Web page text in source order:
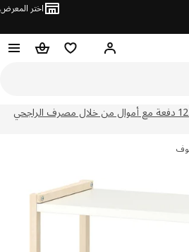
اختر المعرض
مرحبًا! سجل الدخول
قائمة المفضلةسلة التسوق
تقسيط بدون فوائد %0 حتى 12 دفعة مع أموال من خلال مصرف الراجحي